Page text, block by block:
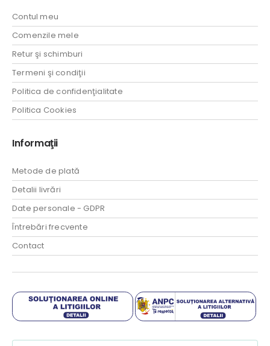
Contul meu
Comenzile mele
Retur şi schimburi
Termeni şi condiţii
Politica de confidenţialitate
Politica Cookies
Informaţii
Metode de plată
Detalii livrări
Date personale - GDPR
Întrebări frecvente
Contact